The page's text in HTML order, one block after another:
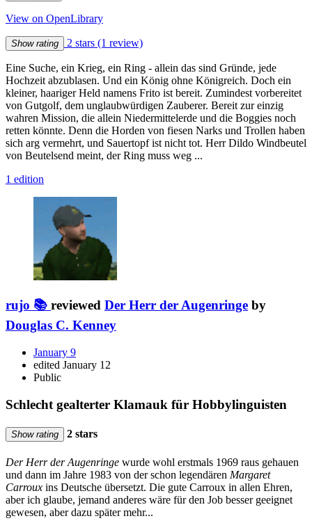
View on OpenLibrary
Show rating 2 stars (1 review)
Eine Suche, ein Krieg, ein Ring - allein das sind Gründe, jede
Hochzeit abzublasen. Und ein König ohne Königreich. Doch ein
kleiner, haariger Held namens Frito ist bereit. Zumindest vorbereitet
von Gutgolf, dem unglaubwürdigen Zauberer. Bereit zur einzig
wahren Mission, die allein Niedermittelerde und die Boggies noch
retten könnte. Denn die Horden von fiesen Narks und Trollen haben
sich arg vermehrt, und Sauertopf ist nicht tot. Herr Dildo Windbeutel
von Beutelsend meint, der Ring muss weg ...
1 edition
rujo 📚 reviewed Der Herr der Augenringe by
Douglas C. Kenney
January 9
edited January 12
Public
Schlecht gealterter Klamauk für Hobbylinguisten
Show rating 2 stars
Der Herr der Augenringe wurde wohl erstmals 1969 raus gehauen
und dann im Jahre 1983 von der schon legendären Margaret
Carroux ins Deutsche übersetzt. Die gute Carroux in allen Ehren,
aber ich glaube, jemand anderes wäre für den Job besser geeignet
gewesen, aber dazu später mehr...